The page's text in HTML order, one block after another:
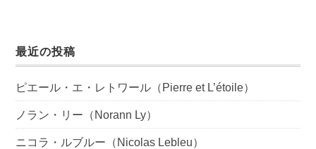
最近の投稿
ピエール・エ・レトワール（Pierre et L’étoile）
ノラン・リー（Norann Ly）
ニコラ・ルブルー（Nicolas Lebleu）